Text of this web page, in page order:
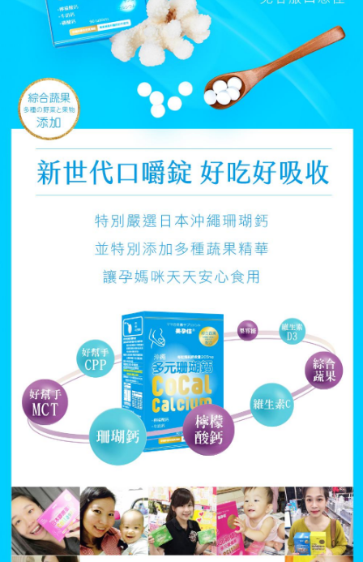
３．收到繳費通知簡訊後14天內，點擊此簡訊中的連結，可透過四大超商／
ATM／網路銀行／等多元方式進行付款，方視為交易完成。
※ 請注意：結帳手續完成當下不需立刻繳費，但若您需要取消訂單，請聯絡
購買商品的店家。未經商家同意取消之訂單仍視為有效，需透過AFTEE先享
※ 交易是否成功請以「AFTEE先享後付 」之結帳頁面顯示為準，若有關於
是否繳費成功／繳費後需取消欲退款等相關疑問，請聯繫「AFTEE先享後付
客戶支援中心」
https://netprotections.freshdesk.com/support/home
【注意事項】
１．透過由恩沛科技股份有限公司提供之「AFTEE先享後付」服務完成之交
易，需依本服務之必要範圍內提供個人資料，並將交易相關給付款項請求債
權轉讓予恩沛科技股份有限公司。
https://aftee.tw/terms/#terms3
３．未成年的使用者請事先徵得法定代理人或監護人之同意方可使用
「AFTEE先享後付」，若未經同意申辦者引起之損失，本公司不負相關責
４．使用「AFTEE先享後付」時，將依據個別帳號之用戶狀況，依本公司即
５．嚴禁一人註冊多個帳號或使用他人資訊註冊。若發現惡意使用之情形，
恩沛科技股份有限公司將有權停止該用戶之使用額度並採取法律行動。
每筆NT$80，滿NT$600(含以上)免運費
郵局（離島配送）
每筆NT$125
付款後門市自取
免運費